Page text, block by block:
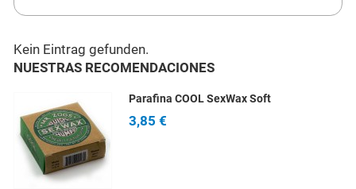
Kein Eintrag gefunden.
NUESTRAS RECOMENDACIONES
Parafina COOL SexWax Soft
3,85 €